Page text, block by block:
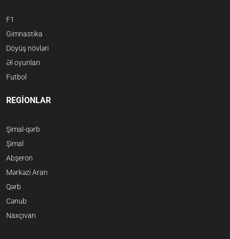
F1
Gimnastika
Döyüş növləri
Əl oyunları
Futbol
REGİONLAR
Şimal-qərb
Şimal
Abşeron
Mərkəzi Aran
Qərb
Cənub
Naxçıvan